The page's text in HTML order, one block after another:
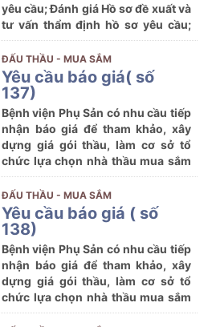
yêu cầu; Đánh giá Hồ sơ đề xuất và
tư vấn thẩm định hồ sơ yêu cầu;
thẩm định kết quả lựa chọn nhà
thầu tham dự Dự toán: Mua sắm
hoá chất xét nghiệm bệnh tăng
sản thượng thận bẩm sinh năm
2024 với nội dung cụ thể như sau:
ĐẤU THẦU - MUA SẮM
Yêu cầu báo giá( số
137)
Bệnh viện Phụ Sản có nhu cầu tiếp
nhận báo giá để tham khảo, xây
dựng giá gói thầu, làm cơ sở tổ
chức lựa chọn nhà thầu mua sắm
gói thầu dự kiến; Mua sắm vật tư
hóa chất của Bệnh viện Phụ Sản
năm 2024 với nội dung cụ thể như
sau:
ĐẤU THẦU - MUA SẮM
Yêu cầu báo giá ( số
138)
Bệnh viện Phụ Sản có nhu cầu tiếp
nhận báo giá để tham khảo, xây
dựng giá gói thầu, làm cơ sở tổ
chức lựa chọn nhà thầu mua sắm
gói thầu dự kiến; Mua sắm vật tư